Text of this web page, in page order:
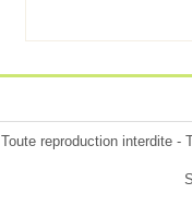
Toute reproduction interdite -